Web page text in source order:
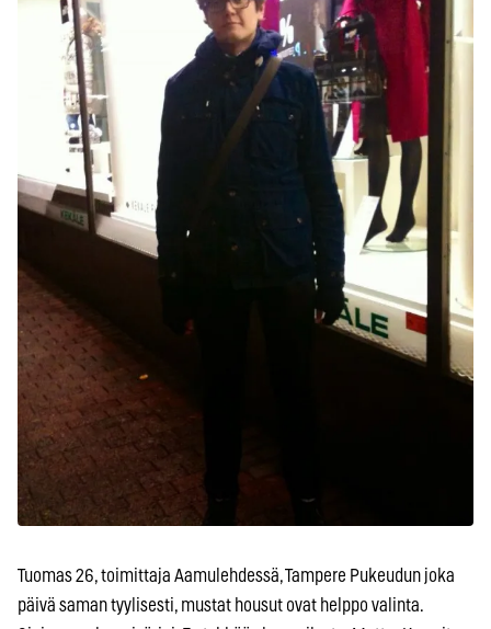
Tuomas 26, toimittaja Aamulehdessä, Tampere Pukeudun joka
päivä saman tyylisesti, mustat housut ovat helppo valinta.